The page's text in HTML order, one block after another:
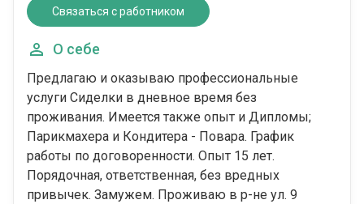
Связаться с работником
О себе
Предлагаю и оказываю профессиональные
услуги Сиделки в дневное время без
проживания. Имеется также опыт и Дипломы;
Парикмахера и Кондитера - Повара. График
работы по договоренности. Опыт 15 лет.
Порядочная, ответственная, без вредных
привычек. Замужем. Проживаю в р-не ул. 9